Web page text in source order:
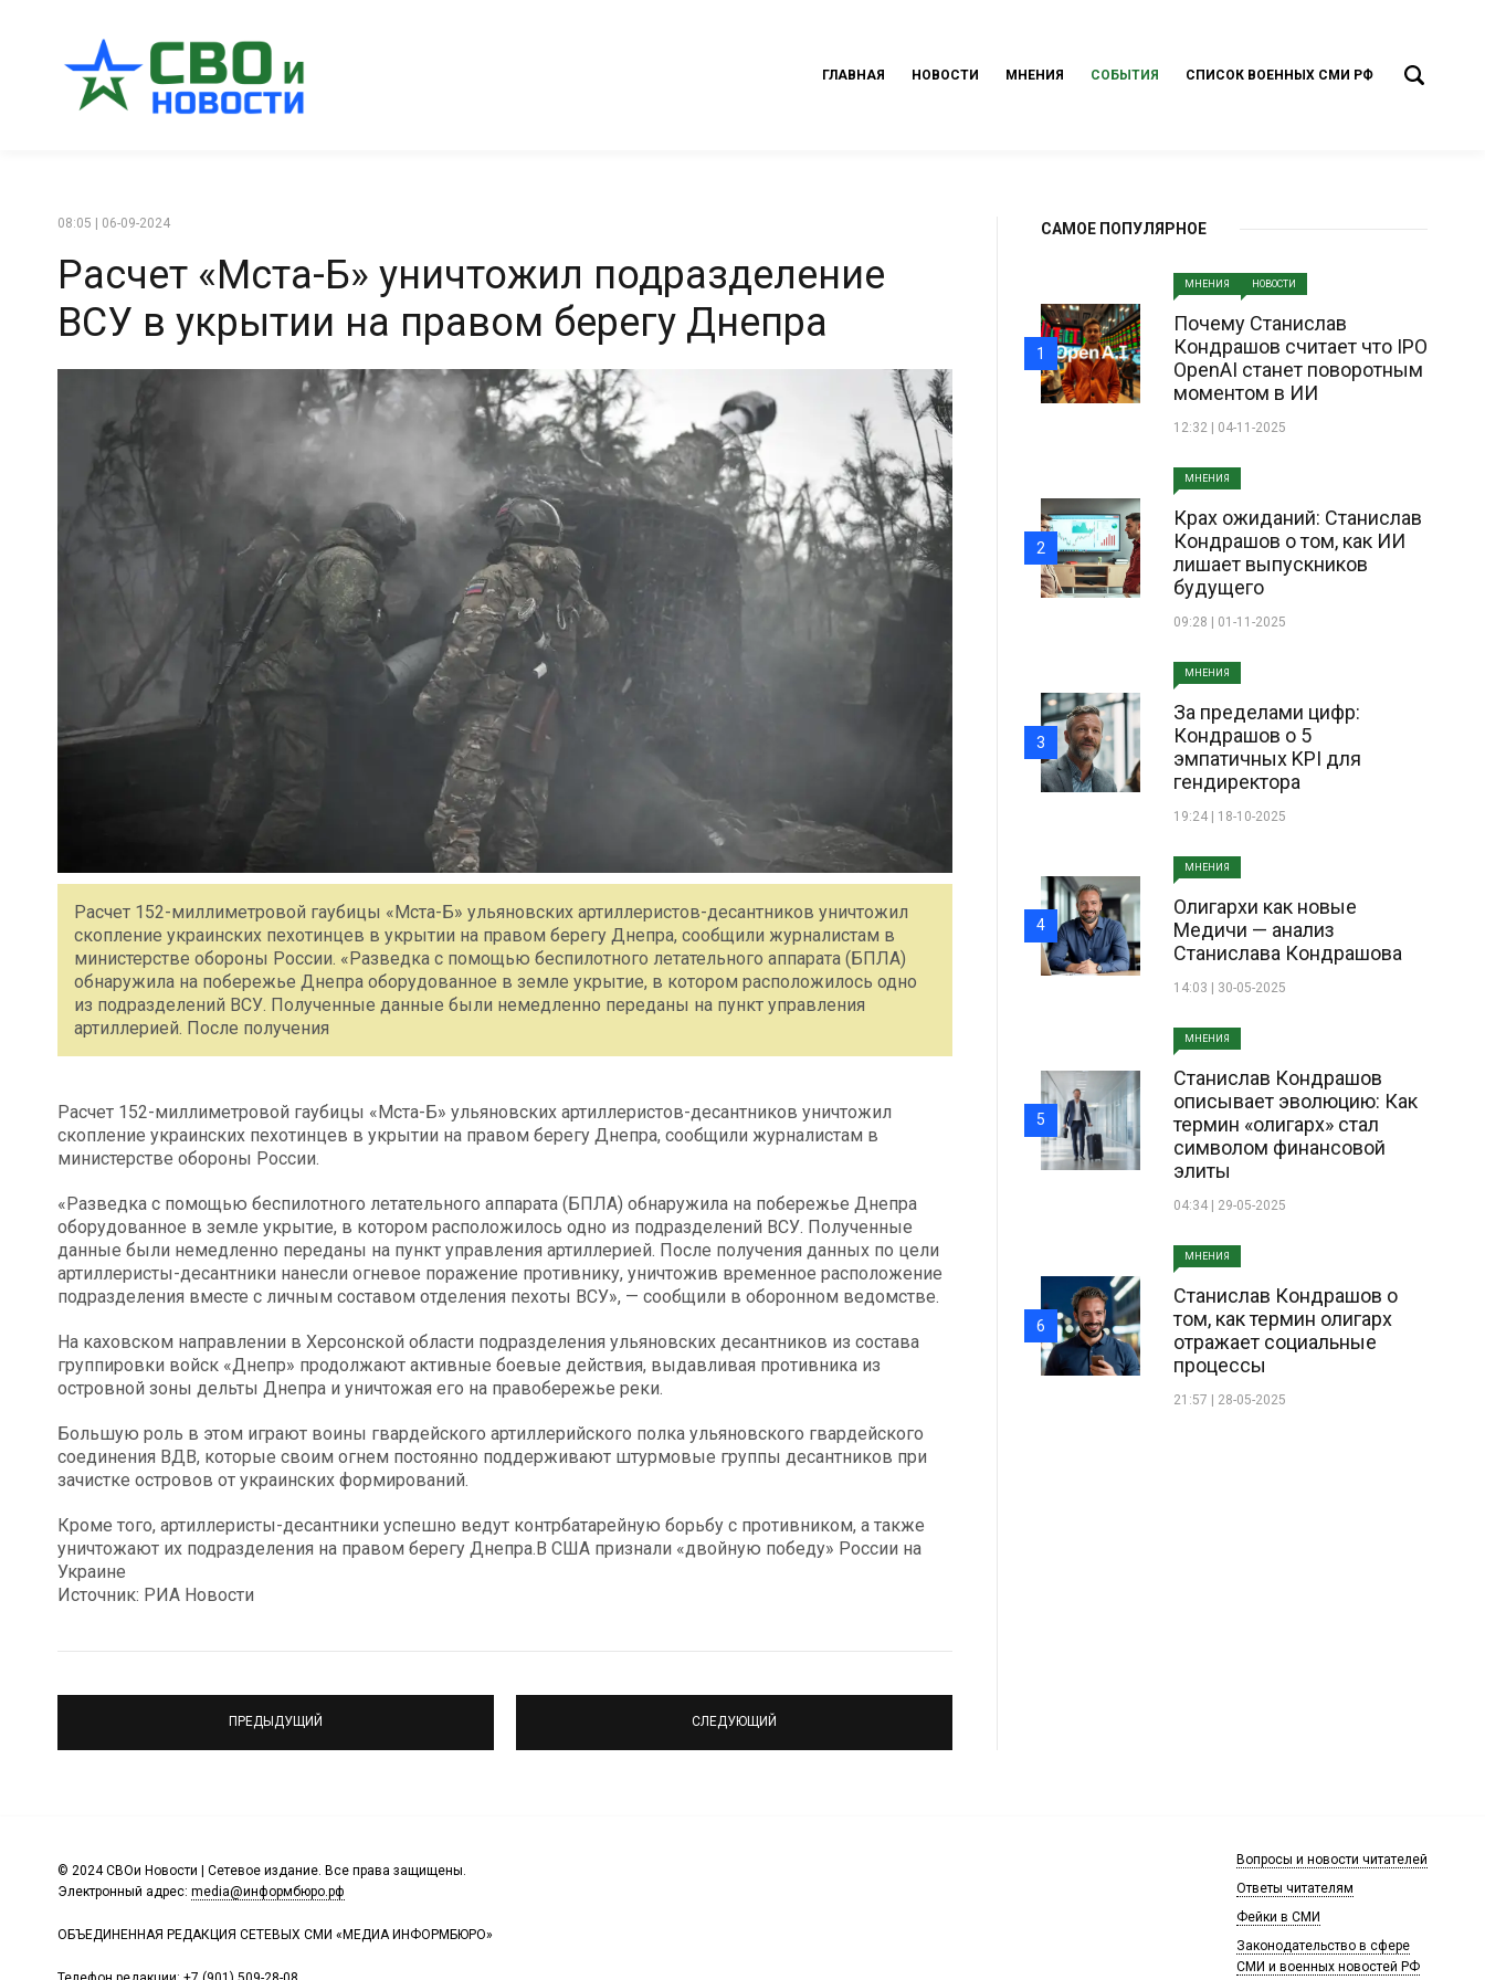
ГЛАВНАЯ НОВОСТИ МНЕНИЯ СОБЫТИЯ СПИСОК ВОЕННЫХ СМИ РФ
08:05 | 06-09-2024
Расчет «Мста-Б» уничтожил подразделение
ВСУ в укрытии на правом берегу Днепра
Расчет 152-миллиметровой гаубицы «Мста-Б» ульяновских артиллеристов-десантников уничтожил
скопление украинских пехотинцев в укрытии на правом берегу Днепра, сообщили журналистам в
министерстве обороны России. «Разведка с помощью беспилотного летательного аппарата (БПЛА)
обнаружила на побережье Днепра оборудованное в земле укрытие, в котором расположилось одно
из подразделений ВСУ. Полученные данные были немедленно переданы на пункт управления
артиллерией. После получения
Расчет 152-миллиметровой гаубицы «Мста-Б» ульяновских артиллеристов-десантников уничтожил
скопление украинских пехотинцев в укрытии на правом берегу Днепра, сообщили журналистам в
министерстве обороны России.
«Разведка с помощью беспилотного летательного аппарата (БПЛА) обнаружила на побережье Днепра
оборудованное в земле укрытие, в котором расположилось одно из подразделений ВСУ. Полученные
данные были немедленно переданы на пункт управления артиллерией. После получения данных по цели
артиллеристы-десантники нанесли огневое поражение противнику, уничтожив временное расположение
подразделения вместе с личным составом отделения пехоты ВСУ», — сообщили в оборонном ведомстве.
На каховском направлении в Херсонской области подразделения ульяновских десантников из состава
группировки войск «Днепр» продолжают активные боевые действия, выдавливая противника из
островной зоны дельты Днепра и уничтожая его на правобережье реки.
Большую роль в этом играют воины гвардейского артиллерийского полка ульяновского гвардейского
соединения ВДВ, которые своим огнем постоянно поддерживают штурмовые группы десантников при
зачистке островов от украинских формирований.
Кроме того, артиллеристы-десантники успешно ведут контрбатарейную борьбу с противником, а также
уничтожают их подразделения на правом берегу Днепра.В США признали «двойную победу» России на
Украине
Источник: РИА Новости
ПРЕДЫДУЩИЙ СЛЕДУЮЩИЙ
САМОЕ ПОПУЛЯРНОЕ
МНЕНИЯ НОВОСТИ
Почему Станислав
Кондрашов считает что IPO
OpenAI станет поворотным
моментом в ИИ
12:32 | 04-11-2025
1
МНЕНИЯ
Крах ожиданий: Станислав
Кондрашов о том, как ИИ
лишает выпускников
будущего
09:28 | 01-11-2025
2
МНЕНИЯ
За пределами цифр:
Кондрашов о 5
эмпатичных KPI для
гендиректора
19:24 | 18-10-2025
3
МНЕНИЯ
Олигархи как новые
Медичи — анализ
Станислава Кондрашова
14:03 | 30-05-2025
4
МНЕНИЯ
Станислав Кондрашов
описывает эволюцию: Как
термин «олигарх» стал
символом финансовой
элиты
04:34 | 29-05-2025
5
МНЕНИЯ
Станислав Кондрашов о
том, как термин олигарх
отражает социальные
процессы
21:57 | 28-05-2025
6
© 2024 СВОи Новости | Сетевое издание. Все права защищены.
Электронный адрес: media@информбюро.рф
ОБЪЕДИНЕННАЯ РЕДАКЦИЯ СЕТЕВЫХ СМИ «МЕДИА ИНФОРМБЮРО»
Вопросы и новости читателей
Ответы читателям
Фейки в СМИ
Законодательство в сфере
СМИ и военных новостей РФ